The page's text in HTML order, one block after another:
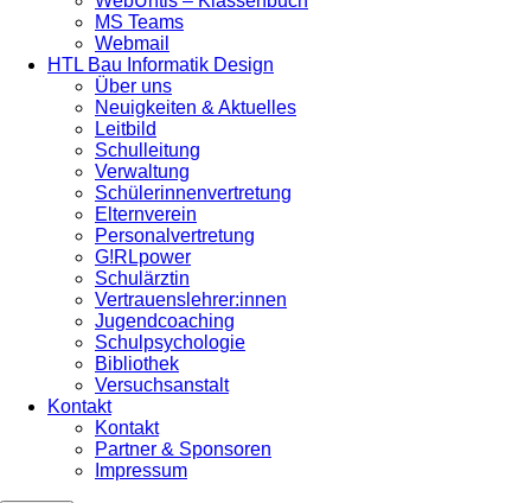
MS Teams
Webmail
HTL Bau Informatik Design
Über uns
Neuigkeiten & Aktuelles
Leitbild
Schulleitung
Verwaltung
Schülerinnenvertretung
Elternverein
Personalvertretung
G!RLpower
Schulärztin
Vertrauenslehrer:innen
Jugendcoaching
Schulpsychologie
Bibliothek
Versuchsanstalt
Kontakt
Kontakt
Partner & Sponsoren
Impressum